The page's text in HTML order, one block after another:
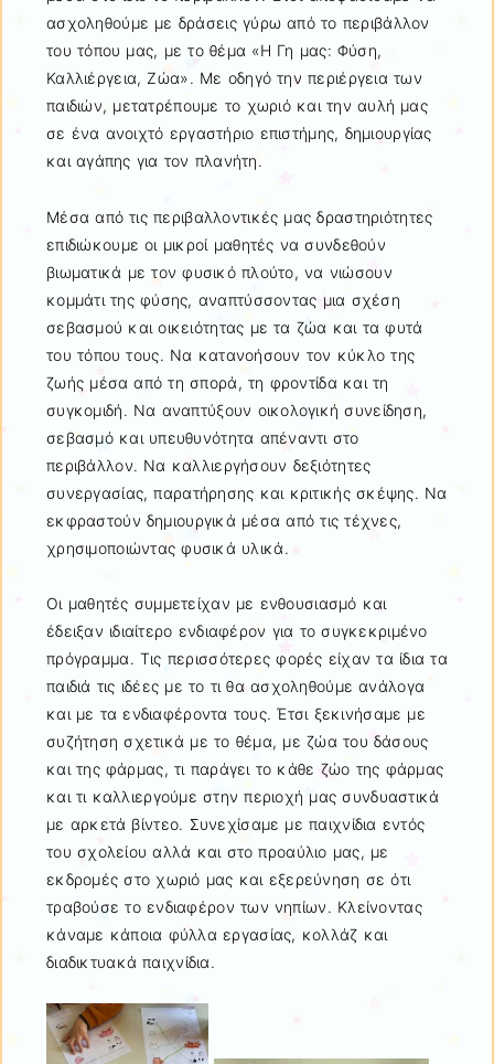
ασχοληθούμε με δράσεις γύρω από το περιβάλλον
του τόπου μας, με το θέμα «Η Γη μας: Φύση,
Καλλιέργεια, Ζώα». Με οδηγό την περιέργεια των
παιδιών, μετατρέπουμε το χωριό και την αυλή μας
σε ένα ανοιχτό εργαστήριο επιστήμης, δημιουργίας
και αγάπης για τον πλανήτη.
Μέσα από τις περιβαλλοντικές μας δραστηριότητες
επιδιώκουμε οι μικροί μαθητές να συνδεθούν
βιωματικά με τον φυσικό πλούτο, να νιώσουν
κομμάτι της φύσης, αναπτύσσοντας μια σχέση
σεβασμού και οικειότητας με τα ζώα και τα φυτά
του τόπου τους. Να κατανοήσουν τον κύκλο της
ζωής μέσα από τη σπορά, τη φροντίδα και τη
συγκομιδή. Να αναπτύξουν οικολογική συνείδηση,
σεβασμό και υπευθυνότητα απέναντι στο
περιβάλλον. Να καλλιεργήσουν δεξιότητες
συνεργασίας, παρατήρησης και κριτικής σκέψης. Να
εκφραστούν δημιουργικά μέσα από τις τέχνες,
χρησιμοποιώντας φυσικά υλικά.
Οι μαθητές συμμετείχαν με ενθουσιασμό και
έδειξαν ιδιαίτερο ενδιαφέρον για το συγκεκριμένο
πρόγραμμα. Τις περισσότερες φορές είχαν τα ίδια τα
παιδιά τις ιδέες με το τι θα ασχοληθούμε ανάλογα
και με τα ενδιαφέροντα τους. Έτσι ξεκινήσαμε με
συζήτηση σχετικά με το θέμα, με ζώα του δάσους
και της φάρμας, τι παράγει το κάθε ζώο της φάρμας
και τι καλλιεργούμε στην περιοχή μας συνδυαστικά
με αρκετά βίντεο. Συνεχίσαμε με παιχνίδια εντός
του σχολείου αλλά και στο προαύλιο μας, με
εκδρομές στο χωριό μας και εξερεύνηση σε ότι
τραβούσε το ενδιαφέρον των νηπίων. Κλείνοντας
κάναμε κάποια φύλλα εργασίας, κολλάζ και
διαδικτυακά παιχνίδια.